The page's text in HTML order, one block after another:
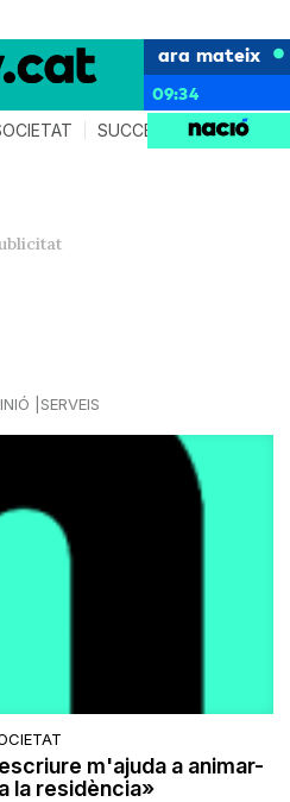
ara mateix
09:34
SUCCESSOS
SERVEIS
m'ajuda a animar-
la residència»